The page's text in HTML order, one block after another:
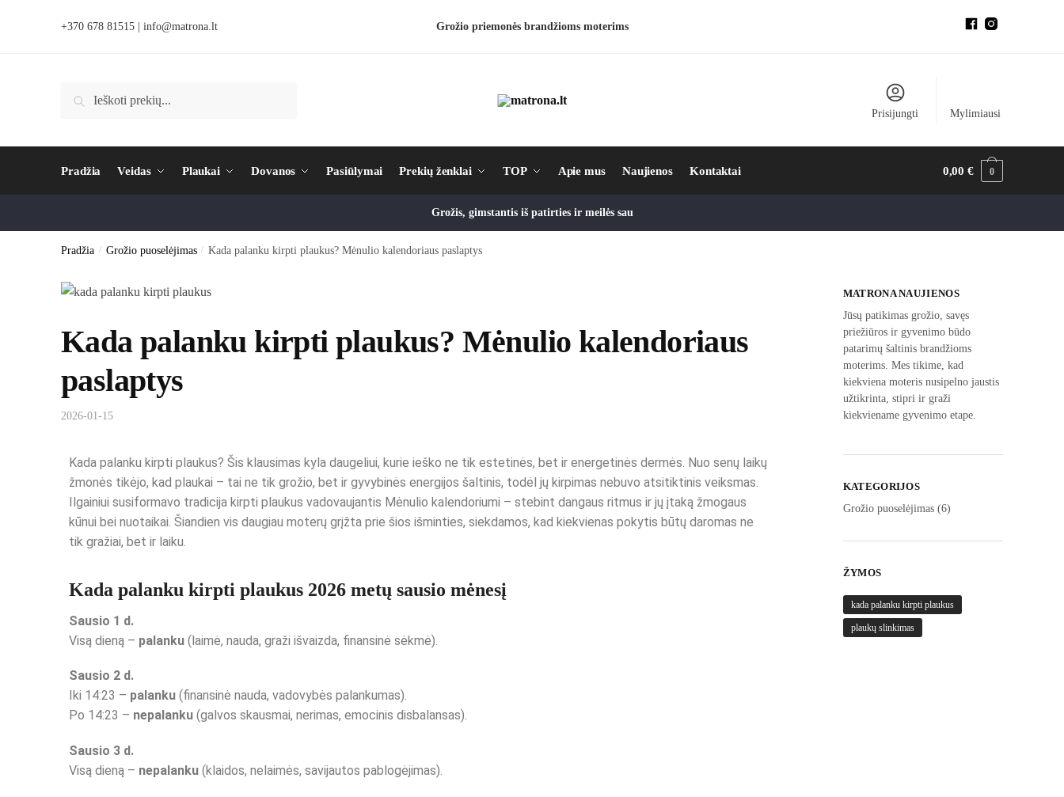
+370 678 81515 | info@matrona.lt Grožio priemonės brandžioms moterims
Ieškoti
Prisijungti Mylimiausi
Pradžia Veidas Plaukai Dovanos Pasiūlymai Prekių ženklai TOP Apie mus Naujienos Kontaktai 0,00€ 0
Grožis, gimstantis iš patirties ir meilės sau
Pradžia / Grožio puoselėjimas / Kada palanku kirpti plaukus? Mėnulio kalendoriaus paslaptys
Kada palanku kirpti plaukus? Mėnulio kalendoriaus
paslaptys
2026-01-15
Kada palanku kirpti plaukus? Šis klausimas kyla daugeliui, kurie ieško ne tik estetinės, bet ir energetinės dermės. Nuo senų laikų
žmonės tikėjo, kad plaukai – tai ne tik grožio, bet ir gyvybinės energijos šaltinis, todėl jų kirpimas nebuvo atsitiktinis veiksmas.
Ilgainiui susiformavo tradicija kirpti plaukus vadovaujantis Mėnulio kalendoriumi – stebint dangaus ritmus ir jų įtaką žmogaus
kūnui bei nuotaikai. Šiandien vis daugiau moterų grįžta prie šios išminties, siekdamos, kad kiekvienas pokytis būtų daromas ne
tik gražiai, bet ir laiku.
Kada palanku kirpti plaukus 2026 metų sausio mėnesį
Sausio 1 d.
Visą dieną – palanku (laimė, nauda, graži išvaizda, finansinė sėkmė).
Sausio 2 d.
Iki 14:23 – palanku (finansinė nauda, vadovybės palankumas).
Po 14:23 – nepalanku (galvos skausmai, nerimas, emocinis disbalansas).
Sausio 3 d.
Visą dieną – nepalanku (klaidos, nelaimės, savijautos pablogėjimas).
MATRONA NAUJIENOS
Jūsų patikimas grožio, savęs
priežiūros ir gyvenimo būdo
patarimų šaltinis brandžioms
moterims. Mes tikime, kad
kiekviena moteris nusipelno jaustis
užtikrinta, stipri ir graži
kiekviename gyvenimo etape.
KATEGORIJOS
Grožio puoselėjimas(6)
ŽYMOS
kada palanku kirpti plaukus
plaukų slinkimas